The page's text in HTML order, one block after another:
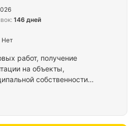
работ, получение
на объекты,
собственности
округа, объекты,
146 дней
Нет